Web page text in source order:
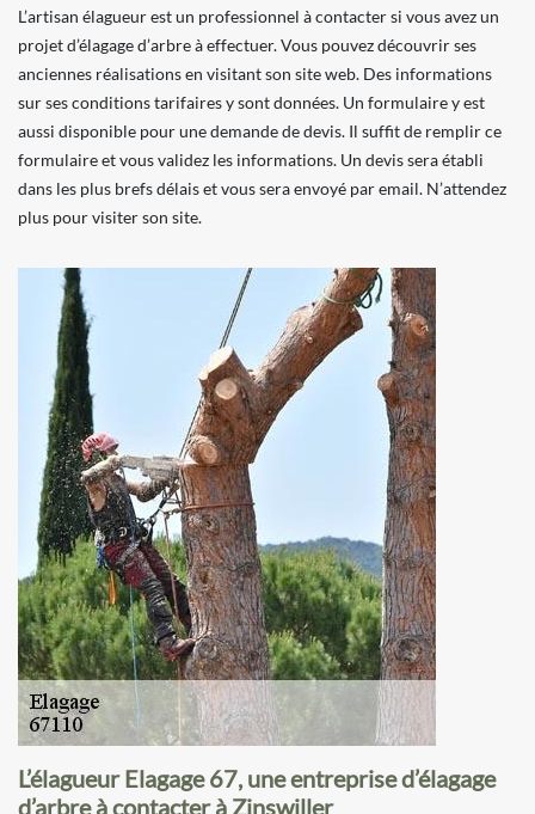
L’artisan élagueur est un professionnel à contacter si vous avez un
projet d’élagage d’arbre à effectuer. Vous pouvez découvrir ses
anciennes réalisations en visitant son site web. Des informations
sur ses conditions tarifaires y sont données. Un formulaire y est
aussi disponible pour une demande de devis. Il suffit de remplir ce
formulaire et vous validez les informations. Un devis sera établi
dans les plus brefs délais et vous sera envoyé par email. N’attendez
plus pour visiter son site.
L’élagueur Elagage 67, une entreprise d’élagage
d’arbre à contacter à Zinswiller